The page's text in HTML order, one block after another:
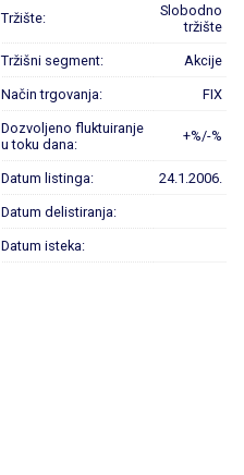
Tržište:
Slobodno
tržište
Tržišni segment: Akcije
Način trgovanja: FIX
Dozvoljeno fluktuiranje
u toku dana:
+%/-%
Datum listinga: 24.1.2006.
Datum delistiranja:
Datum isteka: